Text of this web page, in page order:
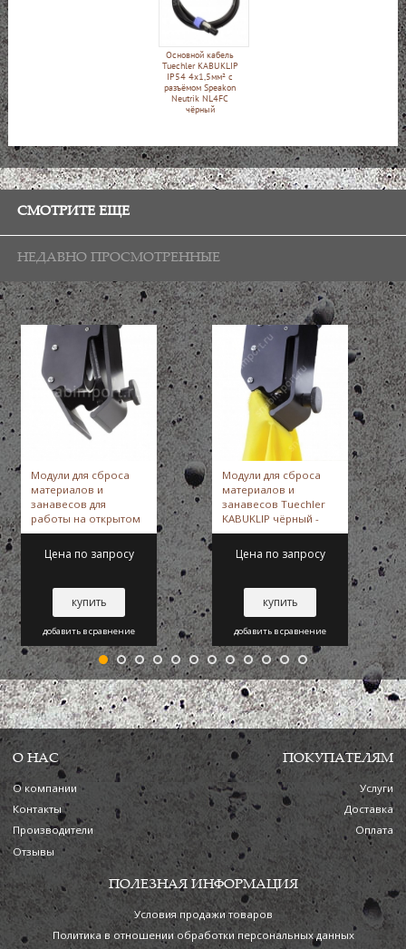
Основной кабель
Tuechler KABUKLIP
IP54 4x1,5мм² с
разъёмом Speakon
Neutrik NL4FC
чёрный
СМОТРИТЕ ЕЩЕ
НЕДАВНО ПРОСМОТРЕННЫЕ
Модули для сброса
материалов и
занавесов для
работы на открытом
воздухе (IP54)
Tuechler KABUKLIP
чёрный - Tuechler
Цена по запросу
купить
добавить в сравнение
Модули для сброса
материалов и
занавесов Tuechler
KABUKLIP чёрный -
Tuechler
Цена по запросу
купить
добавить в сравнение
О НАС
О компании
Контакты
Производители
Отзывы
ПОКУПАТЕЛЯМ
Услуги
Доставка
Оплата
ПОЛЕЗНАЯ ИНФОРМАЦИЯ
Условия продажи товаров
Политика в отношении обработки персональных данных